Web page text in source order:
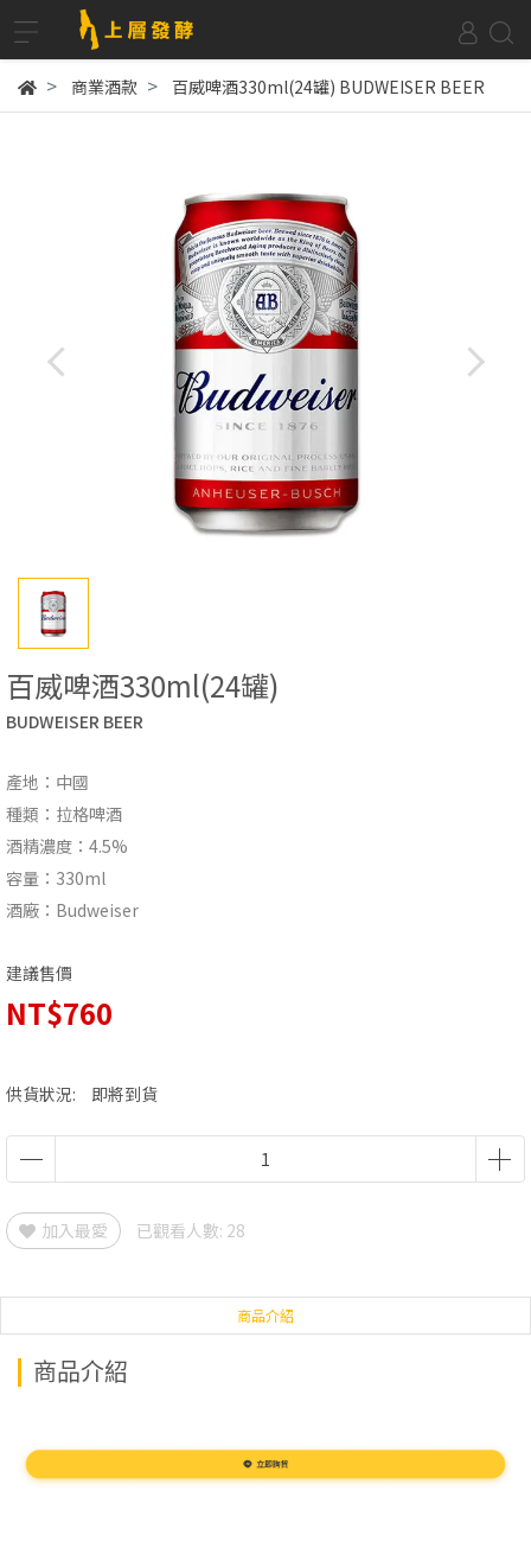
商業酒款 百威啤酒330ml(24罐) BUDWEISER BEER
百威啤酒330ml(24罐)
BUDWEISER BEER
產地：中國
種類：拉格啤酒
酒精濃度：4.5%
容量：330ml
酒廠：Budweiser
建議售價
NT$760
供貨狀況: 即將到貨
加入最愛 已觀看人數: 28
商品介紹
商品介紹